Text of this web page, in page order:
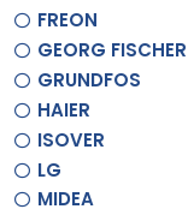
FREON
GEORG FISCHER
GRUNDFOS
HAIER
ISOVER
LG
MIDEA